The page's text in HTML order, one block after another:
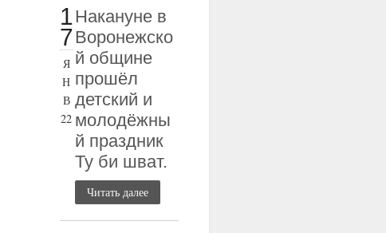
1
7
Я
Н
В
22
Накануне в
Воронежско
й общине
прошёл
детский и
молодёжны
й праздник
Ту би шват.
Читать далее